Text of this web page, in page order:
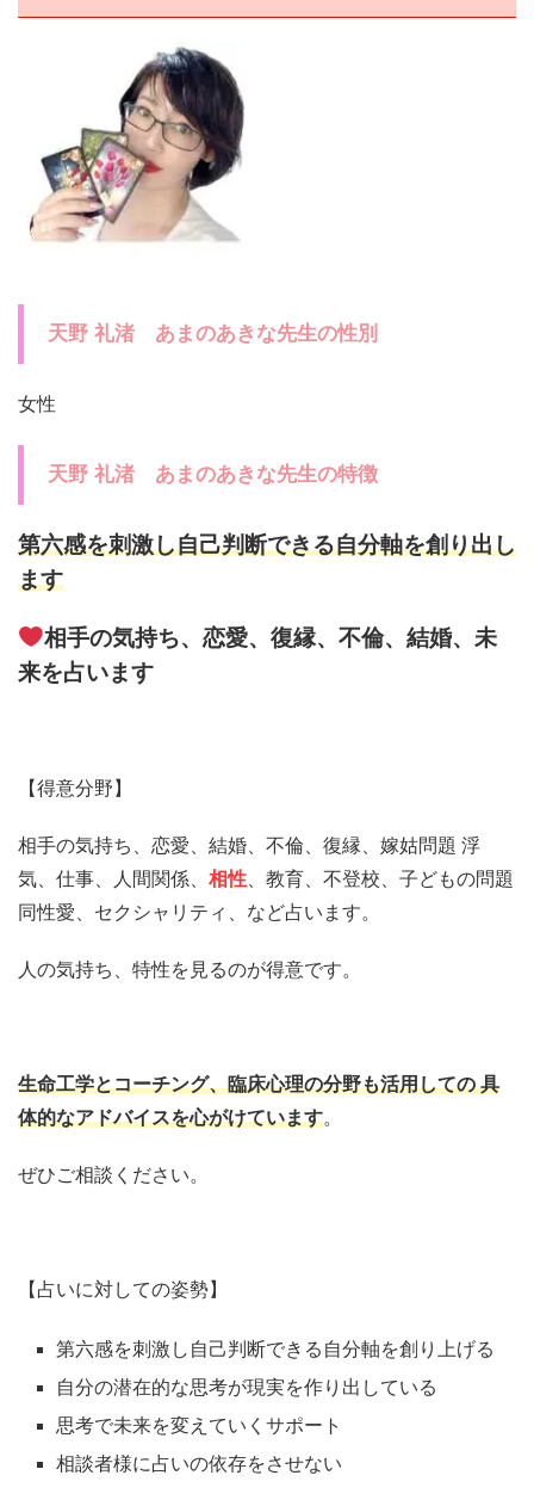
天野 礼渚 あまのあきな先生の性別
女性
天野 礼渚 あまのあきな先生の特徴
第六感を刺激し自己判断できる自分軸を創り出し
ます
相手の気持ち、恋愛、復縁、不倫、結婚、未
来を占います
【得意分野】
相手の気持ち、恋愛、結婚、不倫、復縁、嫁姑問題 浮
気、仕事、人間関係、 相性 、教育、不登校、子どもの問題
同性愛、セクシャリティ、など占います。
人の気持ち、特性を見るのが得意です。
生命工学とコーチング、臨床心理の分野も活用しての 具
体的なアドバイスを心がけています。
ぜひご相談ください。
【占いに対しての姿勢】
第六感を刺激し自己判断できる自分軸を創り上げる
自分の潜在的な思考が現実を作り出している
思考で未来を変えていくサポート
相談者様に占いの依存をさせない